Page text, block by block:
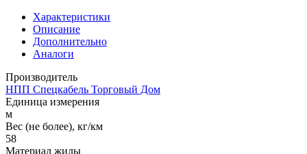
Характеристики
Описание
Дополнительно
Аналоги
Производитель
НПП Спецкабель Торговый Дом
Единица измерения
м
Вес (не более), кг/км
58
Материал жилы